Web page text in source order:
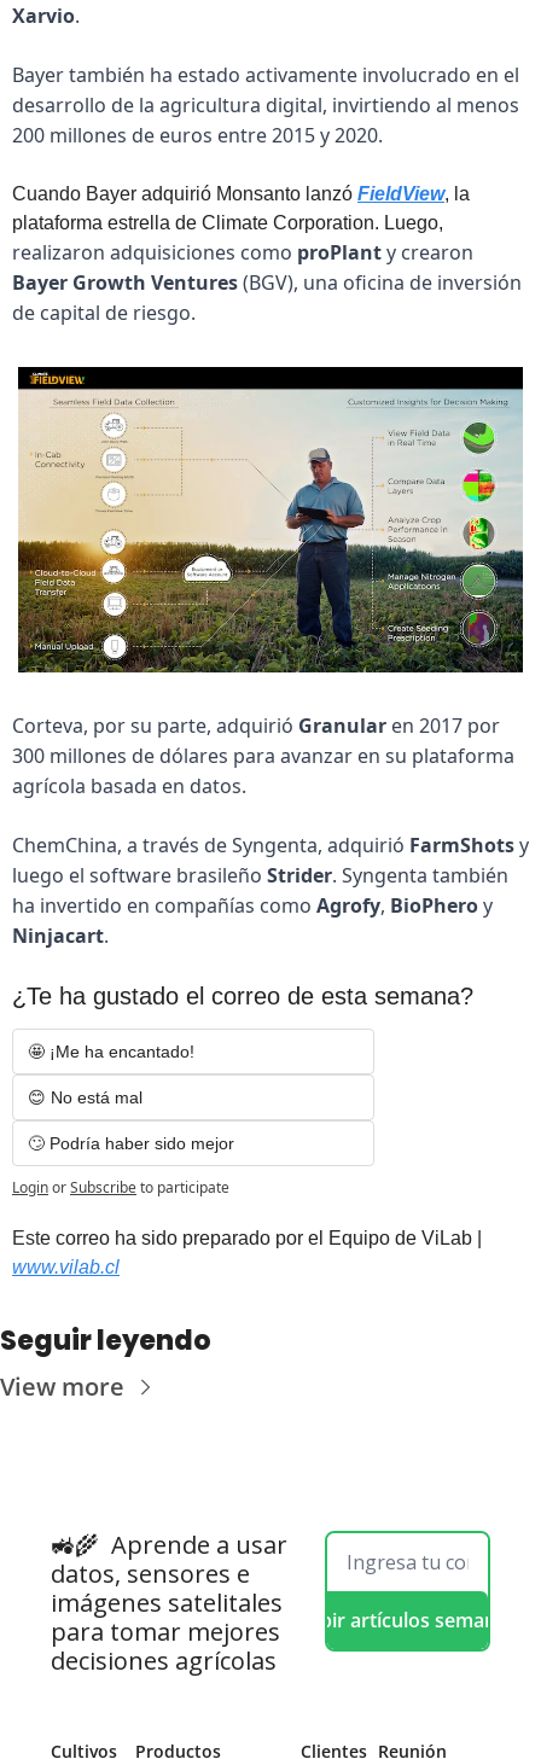
Xarvio.
Bayer también ha estado activamente involucrado en el
desarrollo de la agricultura digital, invirtiendo al menos
200 millones de euros entre 2015 y 2020.
Cuando Bayer adquirió Monsanto lanzó FieldView, la
realizaron adquisiciones como proPlant
Bayer Growth Ventures (BGV), una oficina de inversión
de capital de riesgo.
Corteva, por su parte, adquirió Granular en 2017 por
300 millones de dólares para avanzar en su plataforma
agrícola basada en datos.
ChemChina, a través de Syngenta, adquirió FarmShots y
luego el software brasileño Strider. Syngenta también
ha invertido en compañías como Agrofy, BioPhero
Ninjacart.
¿Te ha gustado el correo de esta semana?
🤩 ¡Me ha encantado!
😊 No está mal
🙄 Podría haber sido mejor
LoginorSubscribeto participate
Est
www.vilab.cl
Seguir leyendo
View more
🚜🌾 Aprende a usar
datos, sensores e
imágenes satelitales
para tomar mejores
decisiones agrícolas
Recibir artículos semanales
Cultivos Productos Clientes Reunión